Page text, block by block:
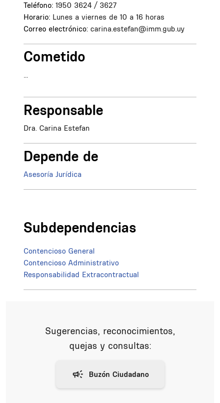
Teléfono: 1950 3624 / 3627
Horario: Lunes a viernes de 10 a 16 horas
Correo electrónico: carina.estefan@imm.gub.uy
Cometido
...
Responsable
Dra. Carina Estefan
Depende de
Asesoría Jurídica
Subdependencias
Contencioso General
Contencioso Administrativo
Responsabilidad Extracontractual
Sugerencias, reconocimientos,
quejas y consultas: